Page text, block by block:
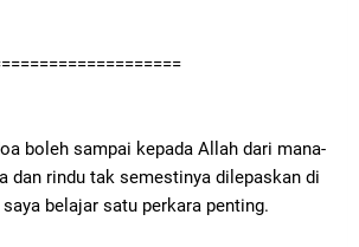
boleh sampai kepada Allah dari mana-
dan rindu tak semestinya dilepaskan di
belajar satu perkara penting.